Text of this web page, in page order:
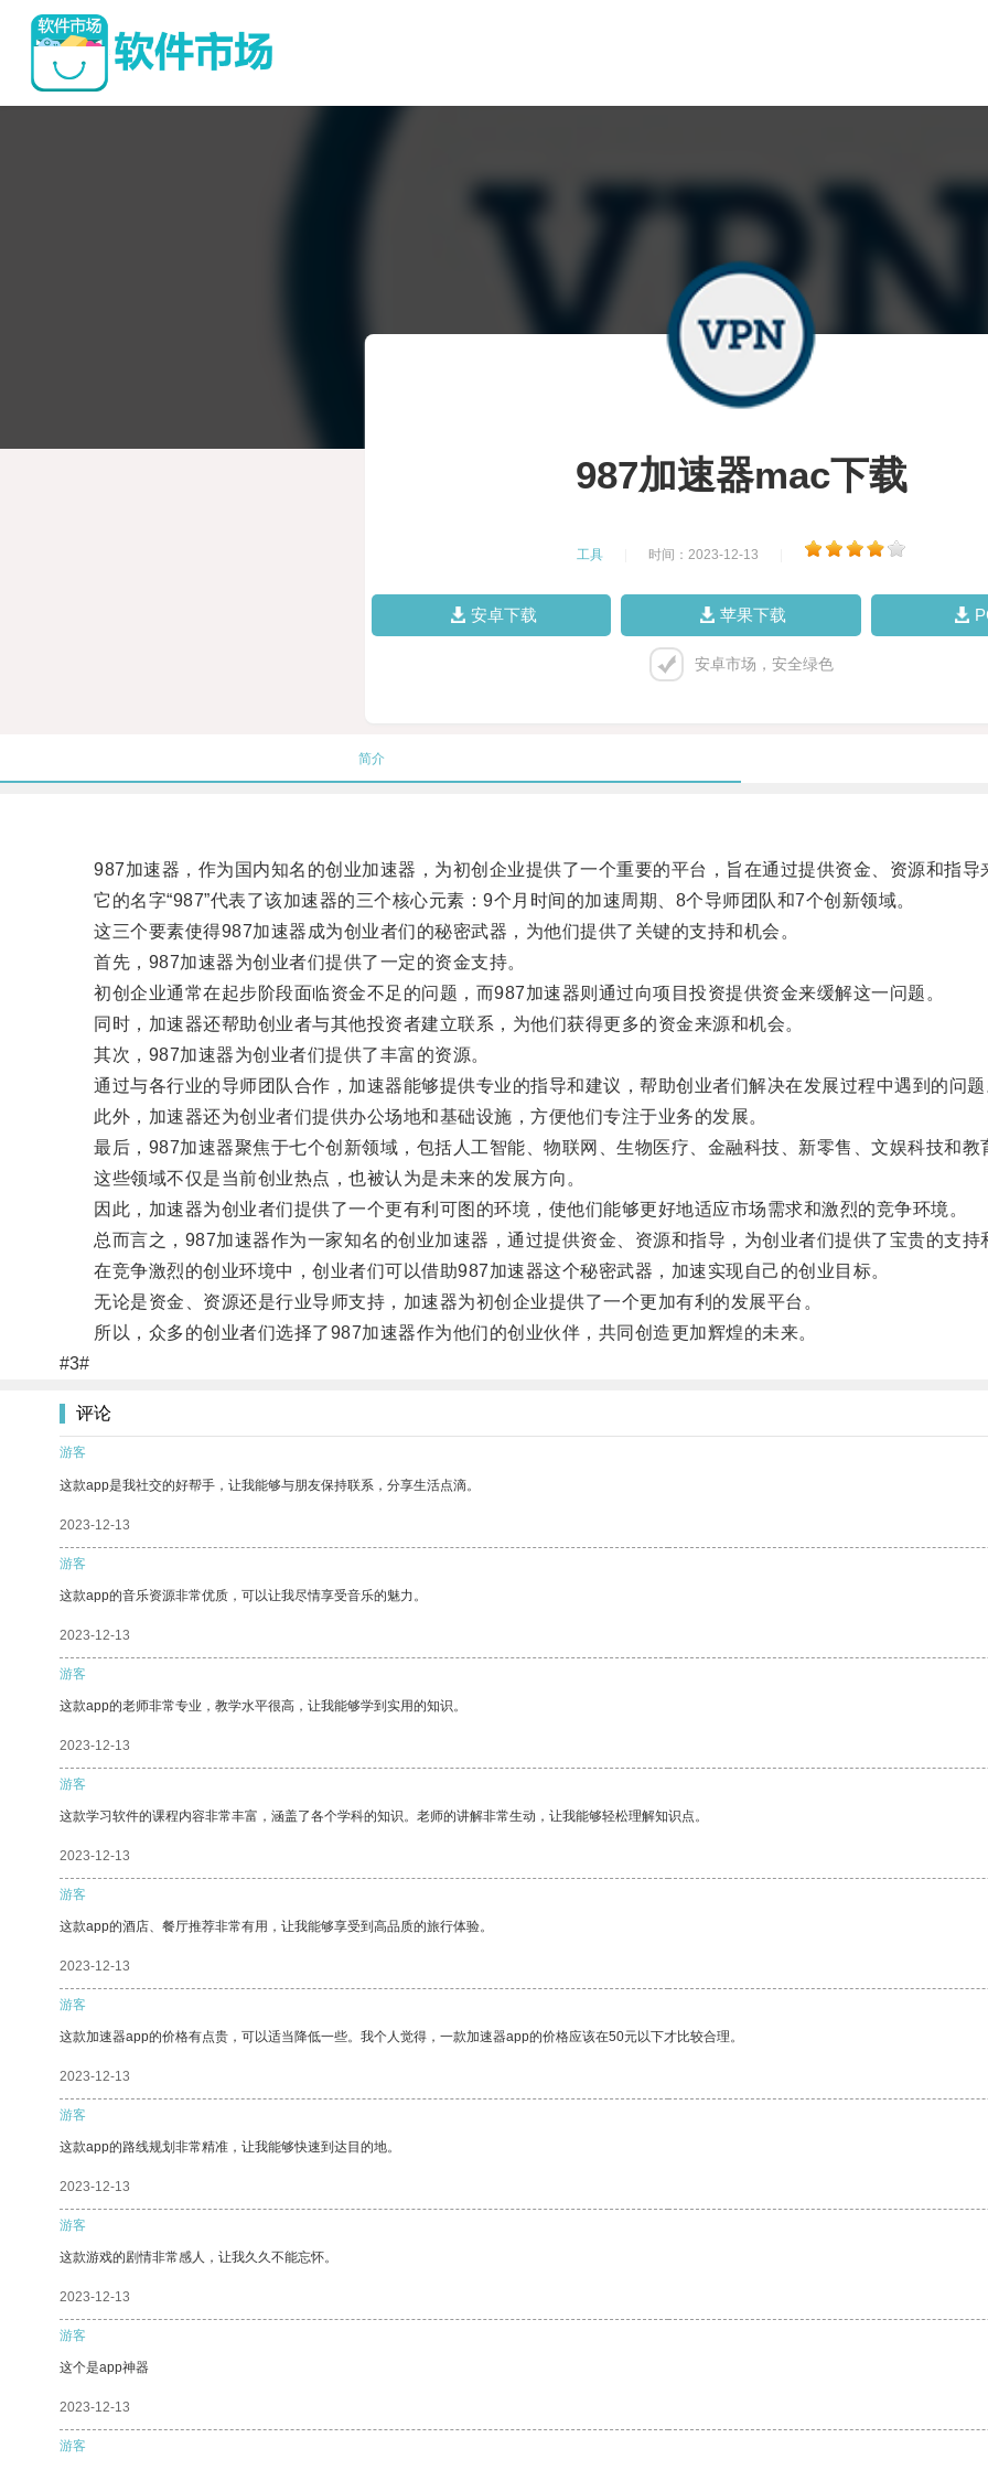
987加速器mac下载
工具 时间：2023-12-13
安卓下载 苹果下载
安卓市场，安全绿色
简介
987加速器，作为国内知名的创业加速器，为初创企业提供了一个重要的平台，旨在通过提供资金、资源和指导
它的名字“987”代表了该加速器的三个核心元素：9个月时间的加速周期、8个导师团队和7个创新领域。
这三个要素使得987加速器成为创业者们的秘密武器，为他们提供了关键的支持和机会。
首先，987加速器为创业者们提供了一定的资金支持。
初创企业通常在起步阶段面临资金不足的问题，而987加速器则通过向项目投资提供资金来缓解这一问题。
同时，加速器还帮助创业者与其他投资者建立联系，为他们获得更多的资金来源和机会。
其次，987加速器为创业者们提供了丰富的资源。
通过与各行业的导师团队合作，加速器能够提供专业的指导和建议，帮助创业者们解决在发展过程中遇到的问题
此外，加速器还为创业者们提供办公场地和基础设施，方便他们专注于业务的发展。
最后，987加速器聚焦于七个创新领域，包括人工智能、物联网、生物医疗、金融科技、新零售、文娱科技和教
这些领域不仅是当前创业热点，也被认为是未来的发展方向。
因此，加速器为创业者们提供了一个更有利可图的环境，使他们能够更好地适应市场需求和激烈的竞争环境。
总而言之，987加速器作为一家知名的创业加速器，通过提供资金、资源和指导，为创业者们提供了宝贵的支持
在竞争激烈的创业环境中，创业者们可以借助987加速器这个秘密武器，加速实现自己的创业目标。
无论是资金、资源还是行业导师支持，加速器为初创企业提供了一个更加有利的发展平台。
所以，众多的创业者们选择了987加速器作为他们的创业伙伴，共同创造更加辉煌的未来。
#3#
评论
游客
这款app是我社交的好帮手，让我能够与朋友保持联系，分享生活点滴。
2023-12-13
游客
这款app的音乐资源非常优质，可以让我尽情享受音乐的魅力。
2023-12-13
游客
这款app的老师非常专业，教学水平很高，让我能够学到实用的知识。
2023-12-13
游客
这款学习软件的课程内容非常丰富，涵盖了各个学科的知识。老师的讲解非常生动，让我能够轻松理解知识点。
2023-12-13
游客
这款app的酒店、餐厅推荐非常有用，让我能够享受到高品质的旅行体验。
2023-12-13
游客
这款加速器app的价格有点贵，可以适当降低一些。我个人觉得，一款加速器app的价格应该在50元以下才比较合理。
2023-12-13
游客
这款app的路线规划非常精准，让我能够快速到达目的地。
2023-12-13
游客
这款游戏的剧情非常感人，让我久久不能忘怀。
2023-12-13
游客
这个是app神器
2023-12-13
游客